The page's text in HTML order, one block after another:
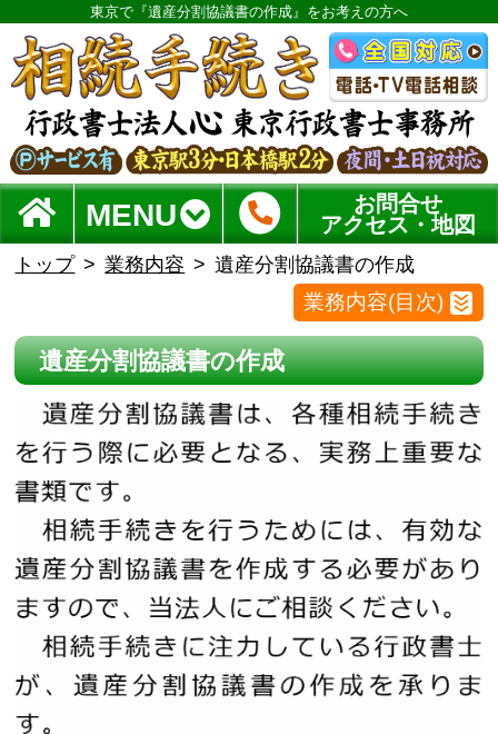
東京で『遺産分割協議書の作成』をお考えの方へ
MENU
お問合せ
アクセス・地図
トップ 業務内容 遺産分割協議書の作成
業務内容(目次)
遺産分割協議書の作成